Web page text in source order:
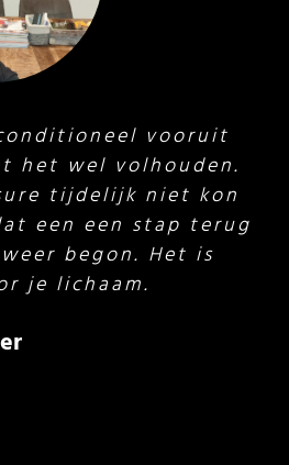
programma.
in te passen in
35 minuten is.